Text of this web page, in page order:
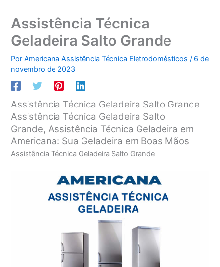
Assistência Técnica
Geladeira Salto Grande
PorAmericana Assistência Técnica Eletrodomésticos/ 6 de
novembro de 2023
Assistência Técnica Geladeira Salto Grande
Assistência Técnica Geladeira Salto
Grande, Assistência Técnica Geladeira em
Americana: Sua Geladeira em Boas Mãos
Assistência Técnica Geladeira Salto Grande